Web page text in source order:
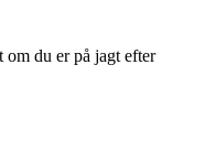
du er på jagt efter